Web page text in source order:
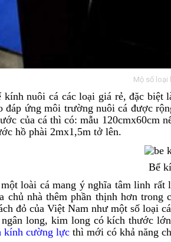
Mộ số loại
kính nuôi cá các loại giá rẻ, đặc biệt
đáp ứng môi trường nuôi cá được
của cá thì có: mẫu 120cmx60cm
hồ phài 2mx1,5m tở lên.
Bể
loài cá mang ý nghĩa tâm linh
chủ nhà thêm phần thịnh hơn
đỏ của Việt Nam như một số loại
ngân long, kim long có kích thước
kính cường lực thì mới có khả năng